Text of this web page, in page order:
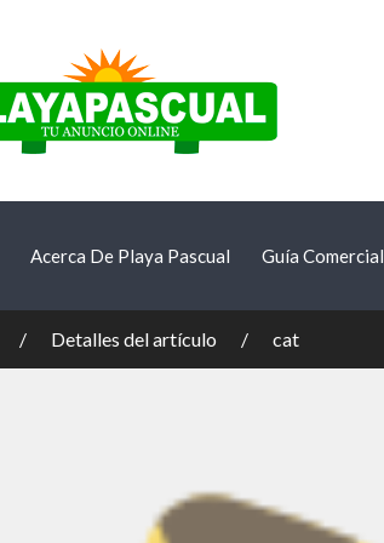
Acerca De Playa Pascual Guía Comercial
Detalles del artículo cat